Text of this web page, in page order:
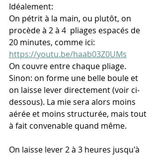
Idéalement:
On pétrit à la main, ou plutôt, on
procède à 2 à 4  pliages espacés de
20 minutes, comme ici:
https://youtu.be/haab03Z0UMs
On couvre entre chaque pliage.
Sinon: on forme une belle boule et
on laisse lever directement (voir ci-
dessous). La mie sera alors moins
aérée et moins structurée, mais tout
à fait convenable quand même.
On laisse lever 2 à 3 heures jusqu'à